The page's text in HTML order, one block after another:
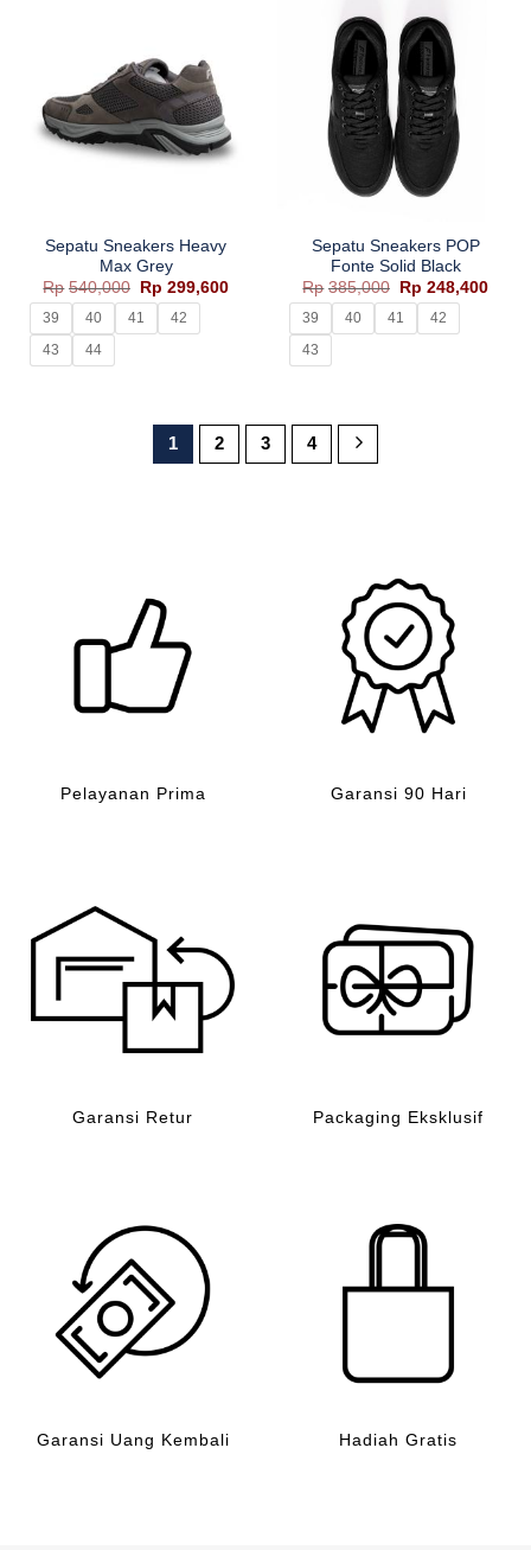
Sepatu Sneakers Heavy
Max Grey
Rp 540,000
Harga
aslinya
adalah:
Rp540,000.
Rp 299,600Harga
Rp299,600.
39 40 41
42
43
44
Sepatu Sneakers POP
Fonte Solid Black
Rp 385,000
Harga
aslinya
adalah:
Rp385,000.
Rp 248,400
39 40 41
42
43
1 2 3 4
Pelayanan Prima Garansi 90 Hari
Garansi Retur Packaging Eksklusif
Garansi Uang Kembali Hadiah Gratis